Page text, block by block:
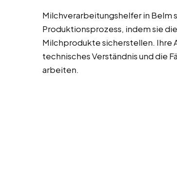
Milchverarbeitungshelfer in Belm
Produktionsprozess, indem sie
Milchprodukte sicherstellen. Ihre
technisches Verständnis und die
arbeiten.